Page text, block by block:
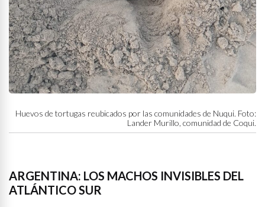
Huevos de tortugas reubicados por las comunidades de Nuqui. Foto:
Lander Murillo, comunidad de Coqui.
ARGENTINA: LOS MACHOS INVISIBLES DEL
ATLÁNTICO SUR